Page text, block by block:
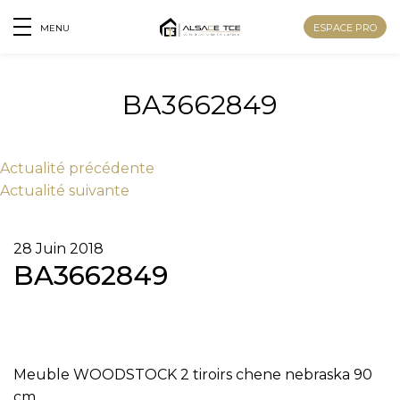
MENU ESPACE PRO
BA3662849
Actualité précédente
Actualité suivante
28 Juin 2018
BA3662849
Meuble WOODSTOCK 2 tiroirs chene nebraska 90